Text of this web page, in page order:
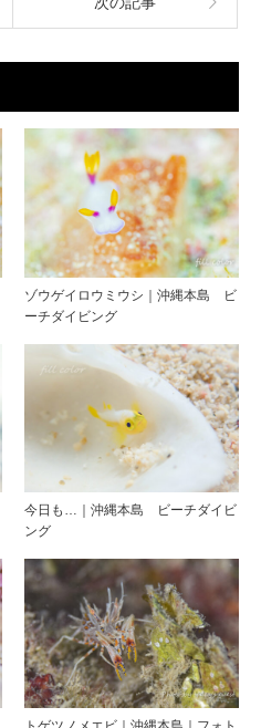
ゾウゲイロウミウシ｜沖縄本島 ビ
ーチダイビング
今日も…｜沖縄本島 ビーチダイビ
ング